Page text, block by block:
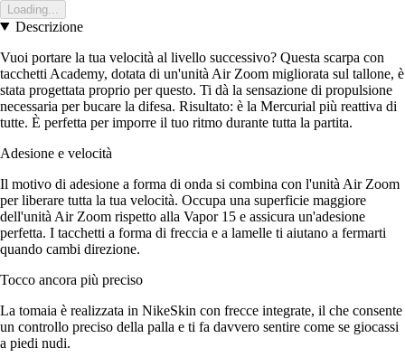
Loading...
Descrizione
Vuoi portare la tua velocità al livello successivo? Questa scarpa con
tacchetti Academy, dotata di un'unità Air Zoom migliorata sul tallone, è
stata progettata proprio per questo. Ti dà la sensazione di propulsione
necessaria per bucare la difesa. Risultato: è la Mercurial più reattiva di
tutte. È perfetta per imporre il tuo ritmo durante tutta la partita.
Adesione e velocità
Il motivo di adesione a forma di onda si combina con l'unità Air Zoom
per liberare tutta la tua velocità. Occupa una superficie maggiore
dell'unità Air Zoom rispetto alla Vapor 15 e assicura un'adesione
perfetta. I tacchetti a forma di freccia e a lamelle ti aiutano a fermarti
quando cambi direzione.
Tocco ancora più preciso
La tomaia è realizzata in NikeSkin con frecce integrate, il che consente
un controllo preciso della palla e ti fa davvero sentire come se giocassi
a piedi nudi.